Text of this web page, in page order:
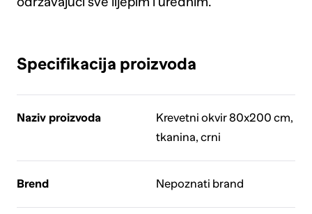
Specifikacija proizvoda
Naziv proizvoda
Krevetni okvir 80x200 cm,
tkanina, crni
Brend Nepoznati brand